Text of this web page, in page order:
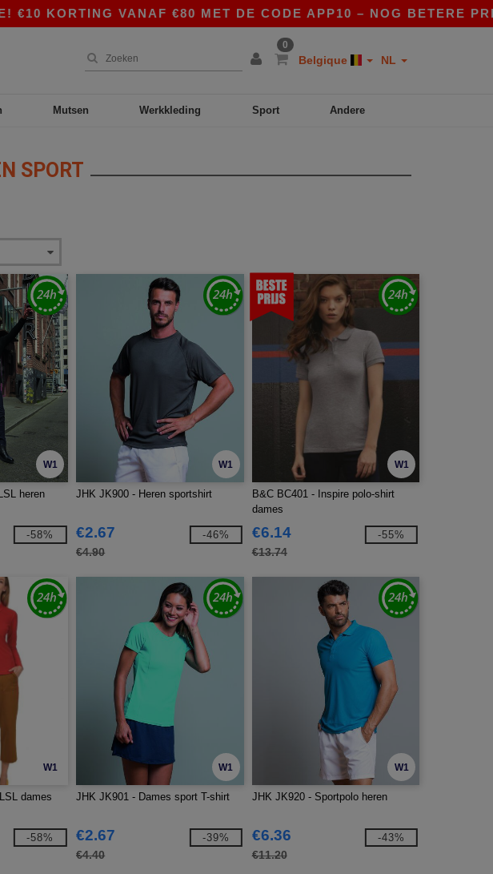
VANAF €80 MET DE CODE APP10 – NOG BETERE PRIJZEN
0
Belgique NL
Mutsen Werkkleding Sport Andere
SPORT
W1
heren
-58%
W1
JHK JK900 - Heren sportshirt
€2.67
€4.90
-46%
W1
B&C BC401 - Inspire polo-shirt
dames
€6.14
€13.74
-55%
W1
dames
-58%
W1
JHK JK901 - Dames sport T-shirt
€2.67
€4.40
-39%
W1
JHK JK920 - Sportpolo heren
€6.36
€11.20
-43%